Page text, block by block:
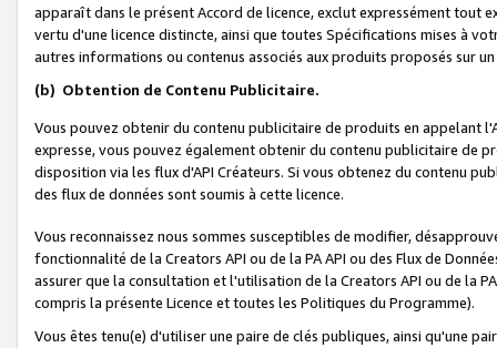
apparaît dans le présent Accord de licence, exclut expressément tout
vertu d'une licence distincte, ainsi que toutes Spécifications mises à
autres informations ou contenus associés aux produits proposés sur
(b) Obtention de Contenu Publicitaire.
Vous pouvez obtenir du contenu publicitaire de produits en appelant
expresse, vous pouvez également obtenir du contenu publicitaire de
disposition via les flux d'API Créateurs. Si vous obtenez du contenu
des flux de données sont soumis à cette licence.
Vous reconnaissez nous sommes susceptibles de modifier,
fonctionnalité de la Creators API ou de la PA API ou des Flux de
assurer que la consultation et l'utilisation de la Creators API ou de la
compris la présente Licence et toutes les Politiques du Programme).
Vous êtes tenu(e) d'utiliser une paire de clés publiques, ainsi qu'une